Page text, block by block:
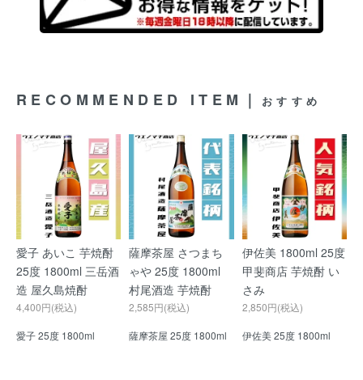
RECOMMENDED ITEM｜ おすすめ
愛子 あいこ 芋焼酎
25度 1800ml 三岳酒
造 屋久島焼酎
4,400円(税込)
愛子 25度 1800ml
薩摩茶屋 さつまち
ゃや 25度 1800ml
村尾酒造 芋焼酎
2,585円(税込)
薩摩茶屋 25度 1800ml
伊佐美 1800ml 25度
甲斐商店 芋焼酎 い
さみ
2,850円(税込)
伊佐美 25度 1800ml